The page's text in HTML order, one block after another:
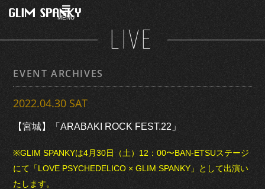
MENU
LIVE
EVENT ARCHIVES
2022.04.30 SAT
【宮城】「ARABAKI ROCK FEST.22」
※GLIM SPANKYは4月30日（土）12：00〜BAN-ETSUステージ
にて「LOVE PSYCHEDELICO × GLIM SPANKY」として出演い
たします。